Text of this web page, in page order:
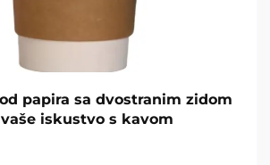
papira sa dvostranim zidom
iskustvo s kavom